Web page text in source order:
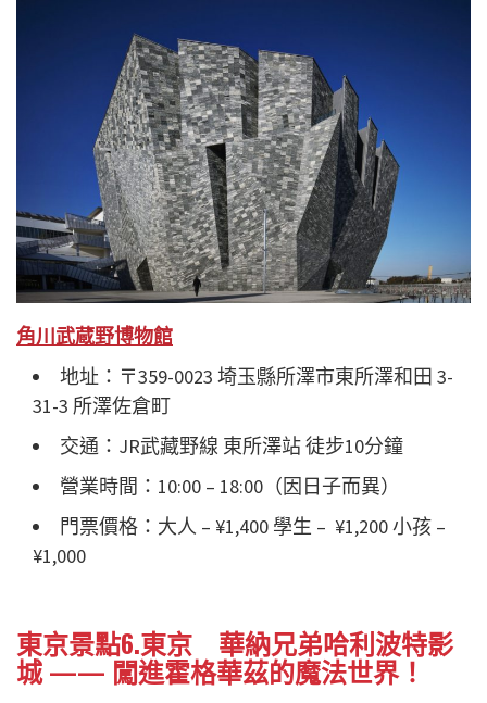
角川武蔵野博物館
地址：〒359-0023 埼玉縣所澤市東所澤和田 3-
31-3 所澤佐倉町
交通：JR武藏野線 東所澤站 徒步10分鐘
營業時間：10:00 – 18:00（因日子而異）
門票價格：大人 – ¥1,400 學生 – ¥1,200 小孩 –
¥1,000
東京景點6.東京 華納兄弟哈利波特影
城 —— 闖進霍格華茲的魔法世界！